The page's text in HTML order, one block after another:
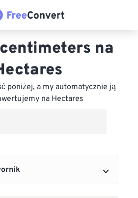
na
poniżej, a my automatycznie ją
na Hectares